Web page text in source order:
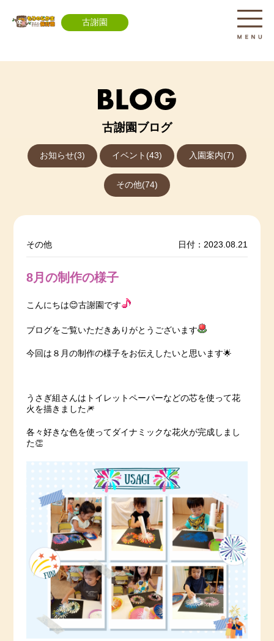
古謝園
古謝園ブログ
お知らせ(3) イベント(43) 入園案内(7)
その他(74)
その他 日付：2023.08.21
8月の制作の様子
こんにちは😊古謝園です
ブログをご覧いただきありがとうございます
今回は８月の制作の様子をお伝えしたいと思います🌟
うさぎ組さんはトイレットペーパーなどの芯を使って花
火を描きました🎆
各々好きな色を使ってダイナミックな花火が完成しまし
た👏